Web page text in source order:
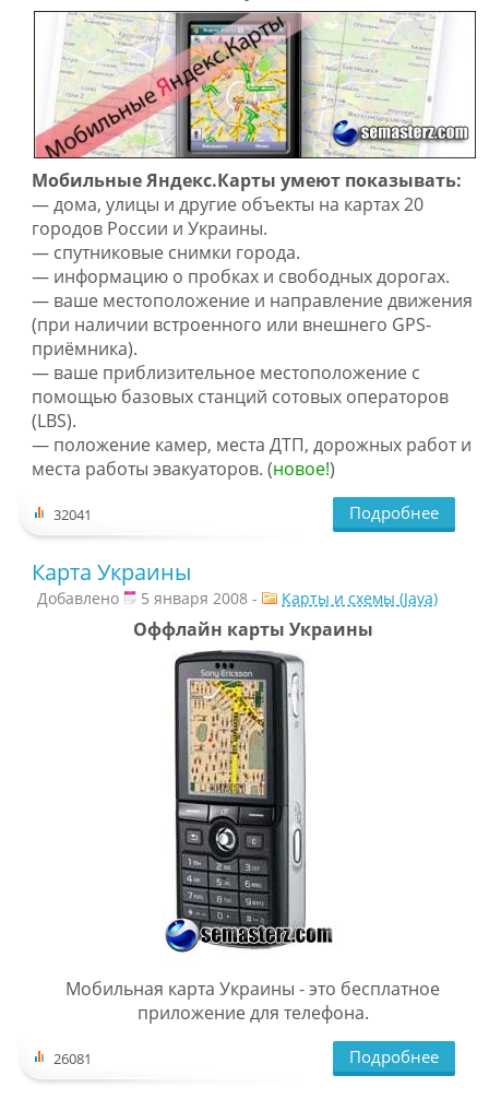
Мобильные Яндекс.Карты умеют показывать:
— дома, улицы и другие объекты на картах 20
городов России и Украины.
— спутниковые снимки города.
— информацию о пробках и свободных дорогах.
— ваше местоположение и направление движения
(при наличии встроенного или внешнего GPS-
приёмника).
— ваше приблизительное местоположение с
помощью базовых станций сотовых операторов
(LBS).
— положение камер, места ДТП, дорожных работ и
места работы эвакуаторов. (новое!)
32041 Подробнее
Карта Украины
Добавлено 5 января 2008 - Карты и схемы (Java)
Оффлайн карты Украины
Мобильная карта Украины - это бесплатное
приложение для телефона.
26081 Подробнее